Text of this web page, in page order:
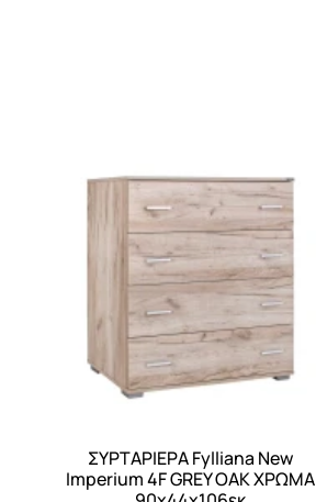
Αγορά
ΣΥΡΤΑΡΙΕΡΑ Fylliana New
Imperium 4F GREY OAK ΧΡΩΜΑ